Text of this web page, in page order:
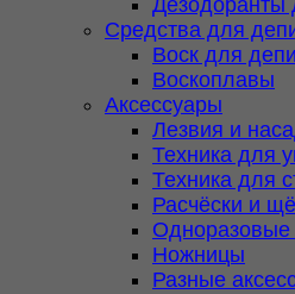
Средства для
Воск для
Воскоплавы
Аксессуары
Лезвия и
Техника для
Техника для
Расчёски и
Ножницы
Разные